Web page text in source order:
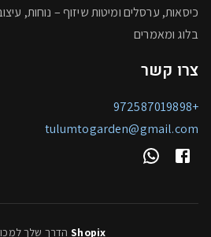
כיסאות, ערסלים ומיטות שיזוף – נוחות,
בלוג ומאמרים
צרו קשר
+972587019898
tulumtogarden@gmail.com
Shopix הדרך שלך למכור